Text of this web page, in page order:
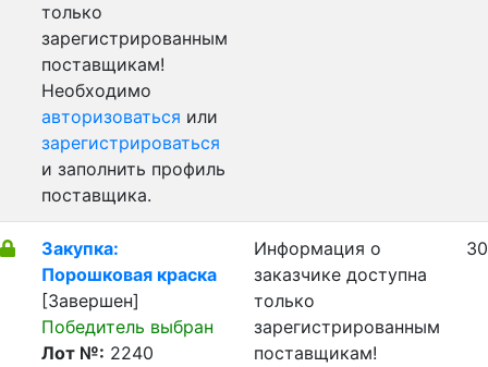
только
зарегистрированным
поставщикам!
Необходимо
авторизоваться или
зарегистрироваться
и заполнить профиль
поставщика.
Закупка:
Порошковая краска
[Завершен]
Победитель выбран
Лот №: 2240
Информация о
заказчике доступна
только
зарегистрированным
поставщикам!